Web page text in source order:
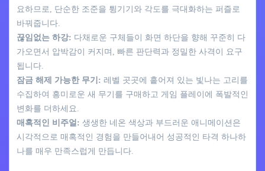
요하므로, 단순한 조준을 튕기기와 각도를 극대화하는 퍼즐로
바꿔줍니다.
끊임없는 하강: 다채로운 구체들이 화면 하단을 향해 꾸준히 다
가오면서 압박감이 커지며, 빠른 판단력과 정밀한 사격이 요구
됩니다.
잠금 해제 가능한 무기: 레벨 곳곳에 흩어져 있는 빛나는 고리를
수집하여 흥미로운 새 무기를 구매하고 게임 플레이에 폭발적인
변화를 더하세요.
매혹적인 비주얼: 생생한 네온 색상과 부드러운 애니메이션은
시각적으로 매혹적인 경험을 만들어내어 성공적인 타격 하나하
나를 매우 만족스럽게 만듭니다.